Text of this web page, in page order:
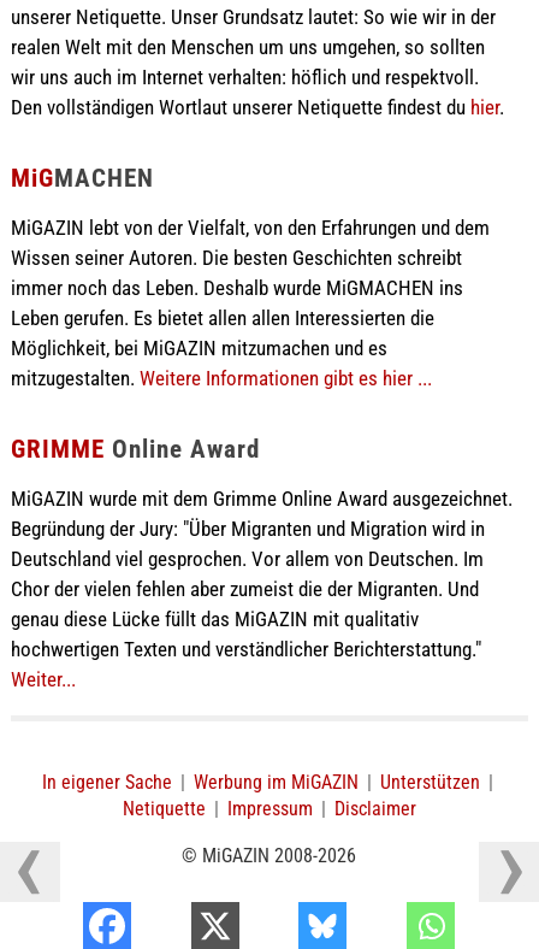
unserer Netiquette. Unser Grundsatz lautet: So wie wir in der
realen Welt mit den Menschen um uns umgehen, so sollten
wir uns auch im Internet verhalten: höflich und respektvoll.
Den vollständigen Wortlaut unserer Netiquette findest du hier.
MiGMACHEN
MiGAZIN lebt von der Vielfalt, von den Erfahrungen und dem
Wissen seiner Autoren. Die besten Geschichten schreibt
immer noch das Leben. Deshalb wurde MiGMACHEN ins
Leben gerufen. Es bietet allen allen Interessierten die
Möglichkeit, bei MiGAZIN mitzumachen und es
mitzugestalten. Weitere Informationen gibt es hier ...
GRIMME Online Award
MiGAZIN wurde mit dem Grimme Online Award ausgezeichnet.
Begründung der Jury: "Über Migranten und Migration wird in
Deutschland viel gesprochen. Vor allem von Deutschen. Im
Chor der vielen fehlen aber zumeist die der Migranten. Und
genau diese Lücke füllt das MiGAZIN mit qualitativ
hochwertigen Texten und verständlicher Berichterstattung."
Weiter...
In eigener Sache | Werbung im MiGAZIN | Unterstützen |
Netiquette | Impressum | Disclaimer
© MiGAZIN 2008-2026